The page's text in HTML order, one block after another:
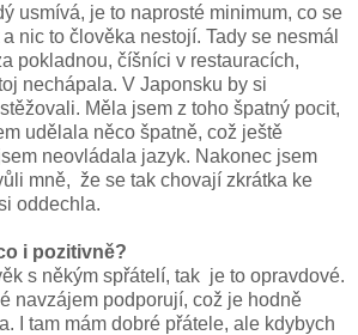
usmívá, je to naprosté minimum, co se
nic to člověka nestojí. Tady se nesmál
pokladnou, číšníci v restauracích,
nechápala. V Japonsku by si
Měla jsem z toho špatný pocit,
udělala něco špatně, což ještě
neovládala jazyk. Nakonec jsem
mně, že se tak chovají zkrátka ke
oddechla.
i pozitivně?
s někým spřátelí, tak je to opravdové.
navzájem podporují, což je hodně
I tam mám dobré přátele, ale kdybych